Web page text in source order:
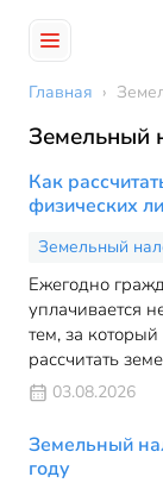
Главная ›
Земельный
Как
физических
Земельный
Ежегодно
уплачивается
тем, за
рассчитать
03.08.2026
Земельный
году